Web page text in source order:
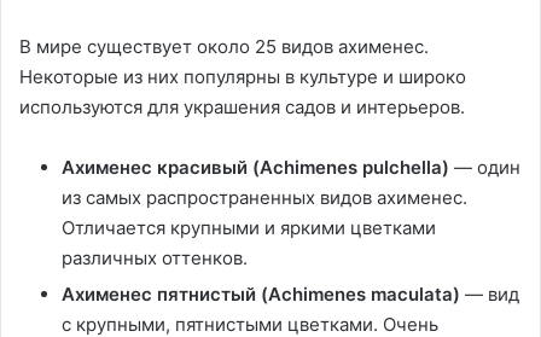
В мире существует около 25 видов ахименес.
Некоторые из них популярны в культуре и широко
используются для украшения садов и интерьеров.
Ахименес красивый (Achimenes pulchella) — один
из самых распространенных видов ахименес.
Отличается крупными и яркими цветками
различных оттенков.
Ахименес пятнистый (Achimenes maculata) — вид
с крупными, пятнистыми цветками. Очень